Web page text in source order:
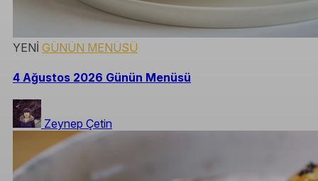
YENİ GÜNÜN MENÜSÜ
4 Ağustos 2026 Günün Menüsü
Zeynep Çetin